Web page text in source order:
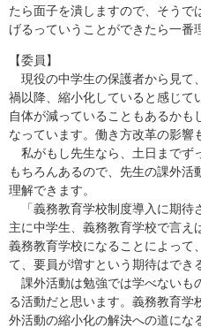
たら面子を潰しますので、そうで
げるっていうことができたら一番
【委員】
現役の中学生の保護者から見て
禍以降、縮小化していると感じて
自体が減っていることもあるかも
なっています。働き方改革の影響
私がもし先生なら、土日までず
もちろんあるので、先生の課外活
理解できます。
「義務教育学校制度導入に期待
主に中学生、義務教育学校で言え
義務教育学校になることによって
て、要員が増すという期待はでき
課外活動は勉強では学べないも
る活動だと思います。義務教育学
外活動の縮小化の解決への道にな